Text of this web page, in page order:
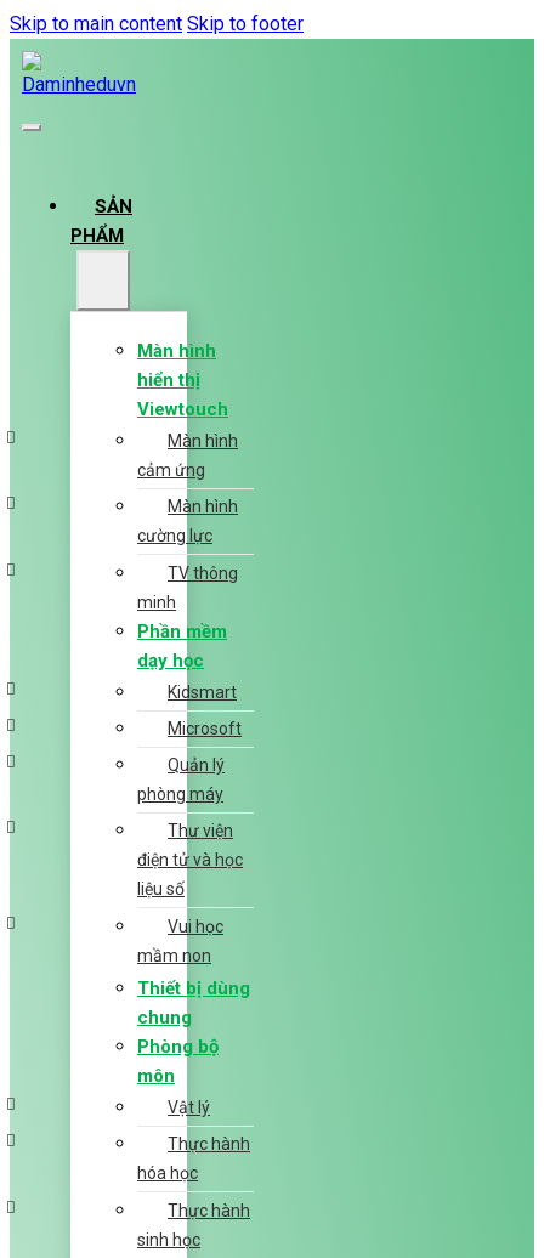
Skip to main content Skip to footer
SẢN
PHẨM
Màn hình
hiển thị
Viewtouch
Màn hình
cảm ứng
Màn hình
cường lực
TV thông
minh
Phần mềm
dạy học
Kidsmart
Microsoft
Quản lý
phòng máy
Thư viện
điện tử và học
liệu số
Vui học
mầm non
Thiết bị dùng
chung
Phòng bộ
môn
Vật lý
Thực hành
hóa học
Thực hành
sinh học